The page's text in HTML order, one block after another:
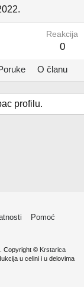
Reakcija
0
O članu
profilu.
Pomoć
Copyright © Krstarica
u celini i u delovima